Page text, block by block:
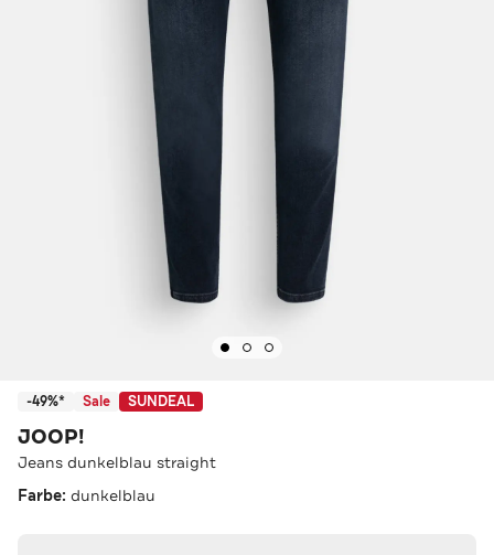
-49%* Sale SUNDEAL
JOOP!
Jeans dunkelblau straight
Farbe: dunkelblau